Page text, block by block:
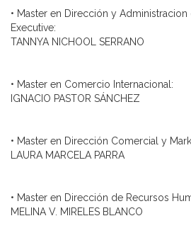
• Master en Dirección y Administracion
Executive:
TANNYA NICHOOL SERRANO
• Master en Comercio Internacional:
IGNACIO PASTOR SÁNCHEZ
• Master en Dirección Comercial y
LAURA MARCELA PARRA
• Master en Dirección de Recursos
MELINA V. MIRELES BLANCO